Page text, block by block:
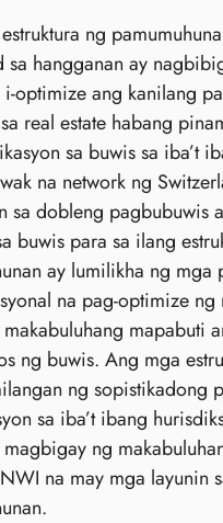
ng
sa hangganan ay
optimize ang kanilang
real estate habang
sa buwis sa iba’t
na network ng
sa dobleng pagbubuwis
buwis para sa ilang
ay lumilikha ng mga
na pag-optimize ng
mapabuti
ng buwis. Ang mga
ng sopistikadong
sa iba’t ibang
ng
na may mga layunin